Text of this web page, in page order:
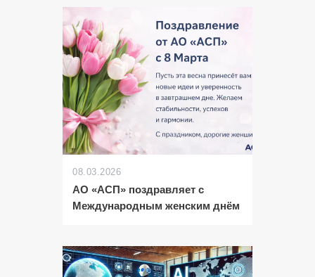
08.03.2026
АО «АСП» поздравляет с
Международным женским днём